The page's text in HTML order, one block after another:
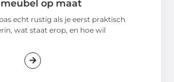
op maat
echt rustig als je eerst praktisch
wat staat erop, en hoe wil